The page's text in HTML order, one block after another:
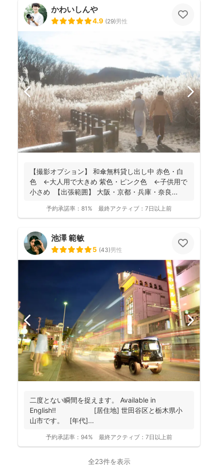
かわいしんや
4.9 (29)男性
【撮影オプション】 和傘無料貸し出し中 赤色・白
色 ←大人用で大きめ 紫色・ピンク色 ←子供用で
小さめ 【出張範囲】 大阪・京都・兵庫・奈良...
予約承諾率： 81% 最終アクティブ： 7日以上前
池澤 範敏
5 (43)男性
二度とない瞬間を捉えます。 Available in
English!! [居住地] 世田谷区と栃木県小
山市です。 [年代]...
予約承諾率： 94% 最終アクティブ： 7日以上前
全23件を表示